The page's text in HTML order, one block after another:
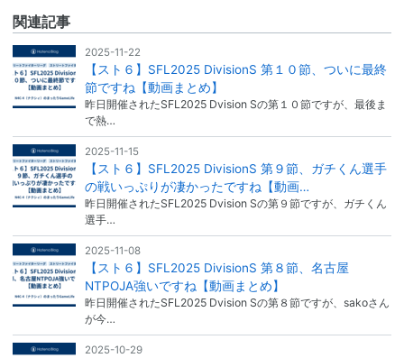
関連記事
2025-11-22
【スト６】SFL2025 DivisionS 第１０節、ついに最終
節ですね【動画まとめ】
昨日開催されたSFL2025 Dvision Sの第１０節ですが、最後ま
で熱…
2025-11-15
【スト６】SFL2025 DivisionS 第９節、ガチくん選手
の戦いっぷりが凄かったですね【動画…
昨日開催されたSFL2025 Dvision Sの第９節ですが、ガチくん
選手…
2025-11-08
【スト６】SFL2025 DivisionS 第８節、名古屋
NTPOJA強いですね【動画まとめ】
昨日開催されたSFL2025 Dvision Sの第８節ですが、sakoさん
が今…
2025-10-29